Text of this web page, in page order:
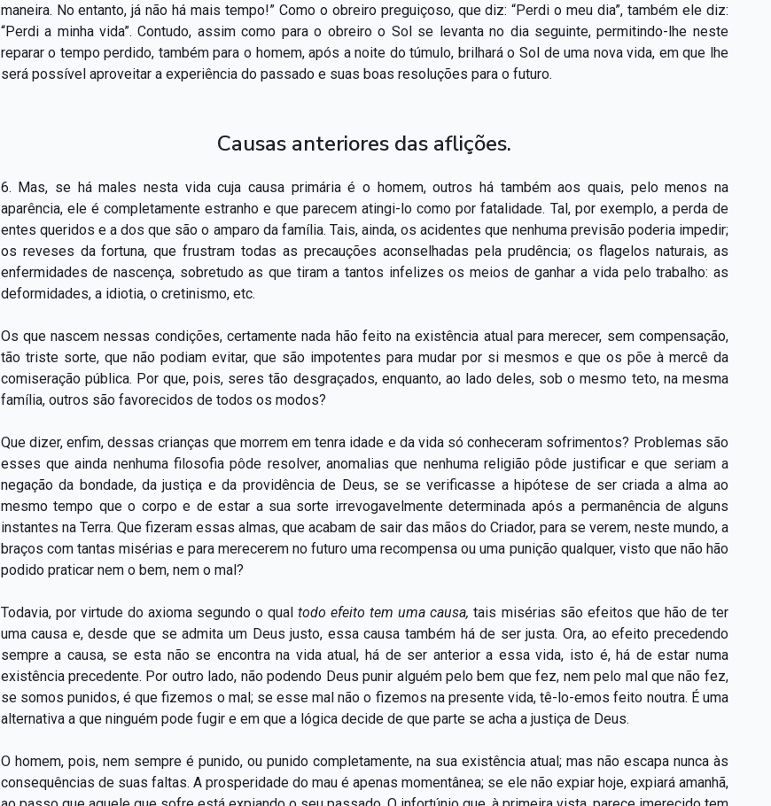
maneira. No entanto, já não há mais tempo!” Como o obreiro preguiçoso, que diz: “Perdi o meu dia”, também ele diz:
“Perdi a minha vida”. Contudo, assim como para o obreiro o Sol se levanta no dia seguinte, permitindo-lhe neste
reparar o tempo perdido, também para o homem, após a noite do túmulo, brilhará o Sol de uma nova vida, em que lhe
será possível aproveitar a experiência do passado e suas boas resoluções para o futuro.
Causas anteriores das aflições.
6. Mas, se há males nesta vida cuja causa primária é o homem, outros há também aos quais, pelo menos na
aparência, ele é completamente estranho e que parecem atingi-lo como por fatalidade. Tal, por exemplo, a perda de
entes queridos e a dos que são o amparo da família. Tais, ainda, os acidentes que nenhuma previsão poderia impedir;
os reveses da fortuna, que frustram todas as precauções aconselhadas pela prudência; os flagelos naturais, as
enfermidades de nascença, sobretudo as que tiram a tantos infelizes os meios de ganhar a vida pelo trabalho: as
deformidades, a idiotia, o cretinismo, etc.
Os que nascem nessas condições, certamente nada hão feito na existência atual para merecer, sem compensação,
tão triste sorte, que não podiam evitar, que são impotentes para mudar por si mesmos e que os põe à mercê da
comiseração pública. Por que, pois, seres tão desgraçados, enquanto, ao lado deles, sob o mesmo teto, na mesma
família, outros são favorecidos de todos os modos?
Que dizer, enfim, dessas crianças que morrem em tenra idade e da vida só conheceram sofrimentos? Problemas são
esses que ainda nenhuma filosofia pôde resolver, anomalias que nenhuma religião pôde justificar e que seriam a
negação da bondade, da justiça e da providência de Deus, se se verificasse a hipótese de ser criada a alma ao
mesmo tempo que o corpo e de estar a sua sorte irrevogavelmente determinada após a permanência de alguns
instantes na Terra. Que fizeram essas almas, que acabam de sair das mãos do Criador, para se verem, neste mundo, a
braços com tantas misérias e para merecerem no futuro uma recompensa ou uma punição qualquer, visto que não hão
podido praticar nem o bem, nem o mal?
Todavia, por virtude do axioma segundo o qualtodo efeito tem uma causa,tais misérias são efeitos que hão de ter
uma causa e, desde que se admita um Deus justo, essa causa também há de ser justa. Ora, ao efeito precedendo
sempre a causa, se esta não se encontra na vida atual, há de ser anterior a essa vida, isto é, há de estar numa
existência precedente. Por outro lado, não podendo Deus punir alguém pelo bem que fez, nem pelo mal que não fez,
se somos punidos, é que fizemos o mal; se esse mal não o fizemos na presente vida, tê-lo-emos feito noutra. É uma
alternativa a que ninguém pode fugir e em que a lógica decide de que parte se acha a justiça de Deus.
O homem, pois, nem sempre é punido, ou punido completamente, na sua existência atual; mas não escapa nunca às
consequências de suas faltas. A prosperidade do mau é apenas momentânea; se ele não expiar hoje, expiará amanhã,